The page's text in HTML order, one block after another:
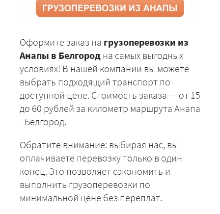
Оформите заказ на грузоперевозки из
Анапы в Белгород на самых выгодных
условиях! В нашей компании вы можете
выбрать подходящий транспорт по
доступной цене. Стоимость заказа — от 15
до 60 рублей за километр маршрута Анапа
- Белгород.
Обратите внимание: выбирая нас, вы
оплачиваете перевозку только в один
конец. Это позволяет сэкономить и
выполнить грузоперевозки по
минимальной цене без переплат.